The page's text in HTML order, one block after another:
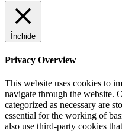
Închide
Privacy Overview
This website uses cookies to
navigate through the website.
categorized as necessary are
essential for the working of
also use third-party cookies